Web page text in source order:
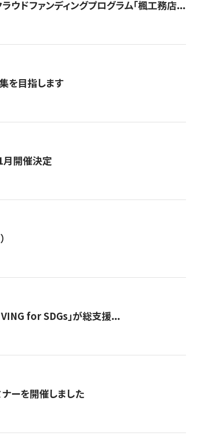
ドファンディングプログラム「楓工務店...
を目指します
月開催決定
for SDGs」が総支援...
ーを開催しました